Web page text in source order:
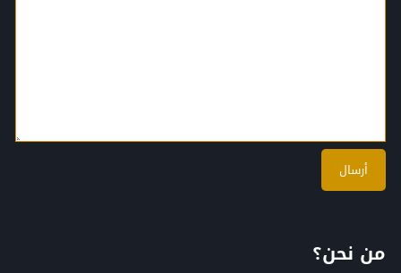
من نحن؟